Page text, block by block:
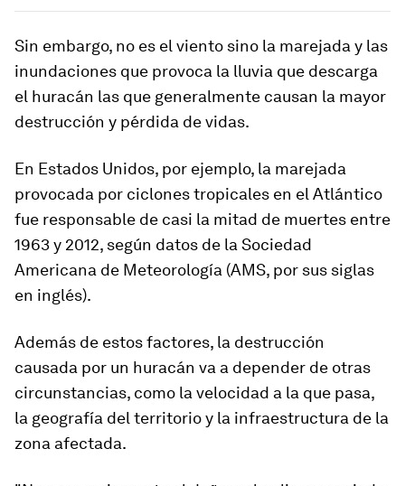
Sin embargo, no es el viento sino la marejada y las
inundaciones que provoca la lluvia que descarga
el huracán las que generalmente causan la mayor
destrucción y pérdida de vidas.
En Estados Unidos, por ejemplo, la marejada
provocada por ciclones tropicales en el Atlántico
fue responsable de casi la mitad de muertes entre
1963 y 2012, según datos de la Sociedad
Americana de Meteorología (AMS, por sus siglas
en inglés).
Además de estos factores, la destrucción
causada por un huracán va a depender de otras
circunstancias, como la velocidad a la que pasa,
la geografía del territorio y la infraestructura de la
zona afectada.